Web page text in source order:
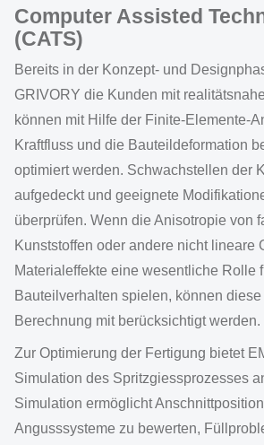
Computer Assisted
(CATS)
Bereits in der Konzept- und
GRIVORY die Kunden mit
können mit Hilfe der Finite-Elemente-
Kraftfluss und die Bauteildeformation
optimiert werden. Schwachstellen der
aufgedeckt und geeignete
überprüfen. Wenn die Anisotropie von
Kunststoffen oder andere nicht lineare
Materialeffekte eine wesentliche Rolle
Bauteilverhalten spielen, können
Berechnung mit berücksichtigt werden.
Zur Optimierung der Fertigung bietet
Simulation des Spritzgiessprozesses
Simulation ermöglicht
Angusssysteme zu bewerten,